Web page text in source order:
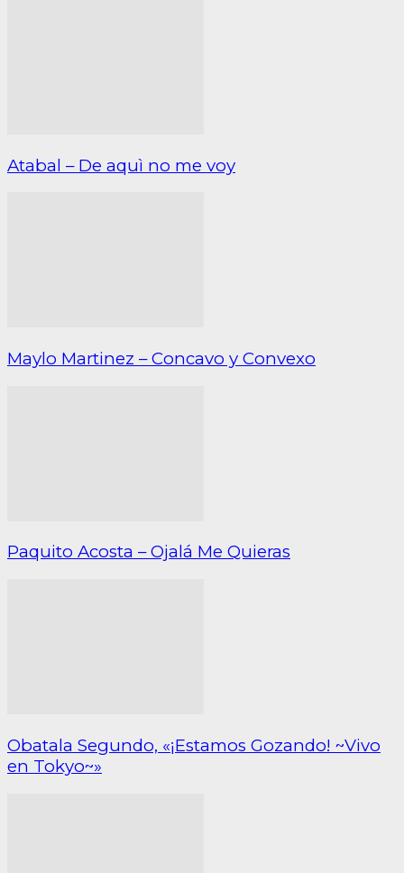
Atabal – De aquì no me voy
Maylo Martinez – Concavo y Convexo
Paquito Acosta – Ojalá Me Quieras
Obatala Segundo, «¡Estamos Gozando! ~Vivo
en Tokyo~»